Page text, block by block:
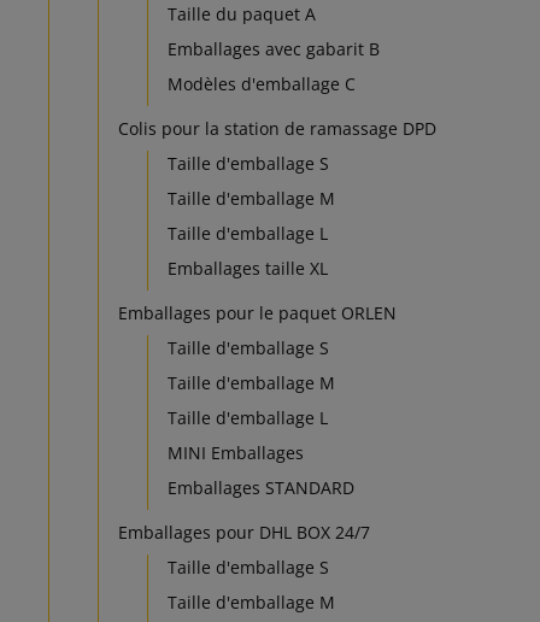
Taille du paquet A
Emballages avec gabarit B
Modèles d'emballage C
Colis pour la station de ramassage DPD
Taille d'emballage S
Taille d'emballage M
Taille d'emballage L
Emballages taille XL
Emballages pour le paquet ORLEN
Taille d'emballage S
Taille d'emballage M
Taille d'emballage L
MINI Emballages
Emballages STANDARD
Emballages pour DHL BOX 24/7
Taille d'emballage S
Taille d'emballage M